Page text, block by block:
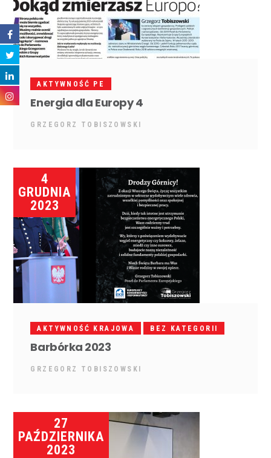
AKTYWNOŚĆ PE
Energia dla Europy 4
GRZEGORZ TOBISZOWSKI
4
GRUDNIA
2023
AKTYWNOŚĆ KRAJOWA BEZ KATEGORII
Barbórka 2023
GRZEGORZ TOBISZOWSKI
27
PAŹDZIERNIKA
2023